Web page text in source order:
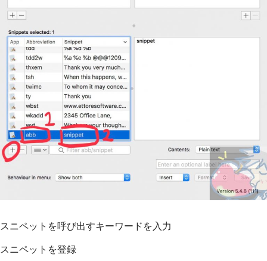
スニペットを呼び出すキーワードを入力
スニペットを登録